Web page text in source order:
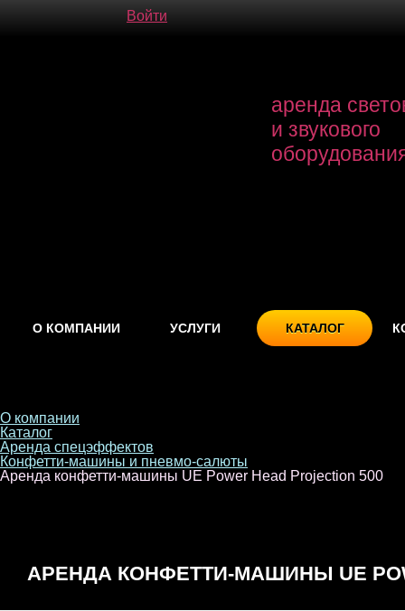
Войти
аренда
и звукового
О КОМПАНИИ УСЛУГИ КАТАЛОГ
О компании
Каталог
Аренда спецэффектов
Конфетти-машины и пневмо-салюты
Аренда конфетти-машины UE Power Head Projection 500
АРЕНДА КОНФЕТТИ-МАШИНЫ UE